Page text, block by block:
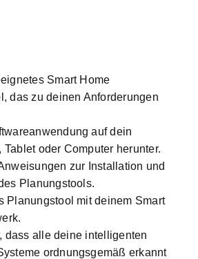
Smart Home
das zu deinen Anforderungen
auf dein
Tablet oder Computer herunter.
zur Installation und
Planungstools.
Planungstool mit deinem Smart
dass alle deine intelligenten
ordnungsgemäß erkannt